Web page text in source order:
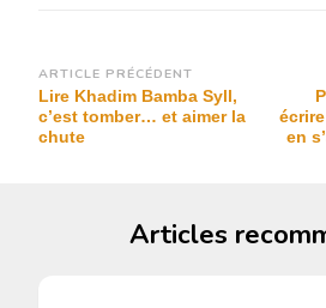
Navigation
d’article
ARTICLE PRÉCÉDENT
Lire Khadim Bamba Syll,
c’est tomber… et aimer la
chute
en
Articles